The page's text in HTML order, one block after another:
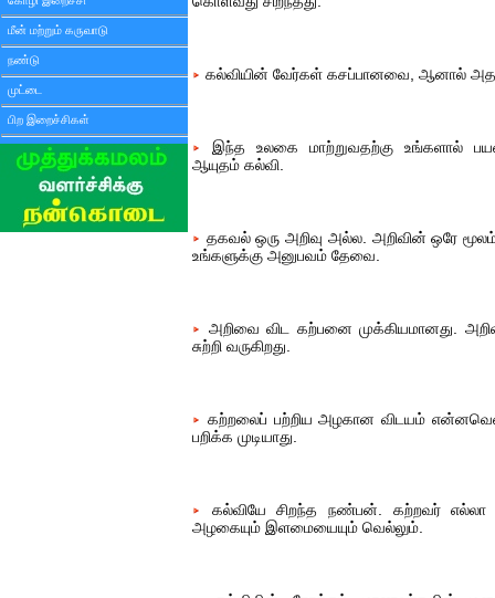
மீன் மற்றும் கருவாடு
நண்டு
முட்டை
பிற இறைச்சிகள்
கல்வியின் வேர்கள் கசப்பானவை, ஆனால்
இந்த உலகை மாற்றுவதற்கு உங்களால்
ஆயுதம் கல்வி.
தகவல் ஒரு அறிவு அல்ல. அறிவின் ஒரே
உங்களுக்கு அனுபவம் தேவை.
அறிவை விட கற்பனை முக்கியமானது.
சுற்றி வருகிறது.
கற்றலைப் பற்றிய அழகான விடயம்
பறிக்க முடியாது.
கல்வியே சிறந்த நண்பன். கற்றவர் எல்லா
அழகையும் இளமையையும் வெல்லும்.